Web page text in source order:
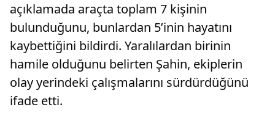
açıklamada araçta toplam 7 kişinin
bulunduğunu, bunlardan 5’inin hayatını
kaybettiğini bildirdi. Yaralılardan birinin
hamile olduğunu belirten Şahin, ekiplerin
olay yerindeki çalışmalarını sürdürdüğünü
ifade etti.